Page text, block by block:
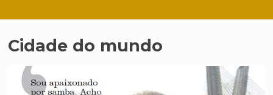
Cidade do mundo